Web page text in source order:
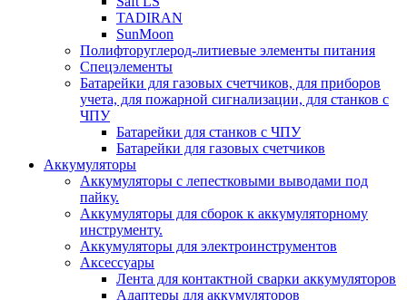
TADIRAN
SunMoon
Полифторуглерод-литиевые элементы питания
Спецэлементы
Батарейки для газовых счетчиков, для приборов
учета, для пожарной сигнализации, для станков с
ЧПУ
Батарейки для станков с ЧПУ
Батарейки для газовых счетчиков
Аккумуляторы
Аккумуляторы с лепестковыми выводами под
пайку.
Аккумуляторы для сборок к аккумуляторному
инструменту.
Аккумуляторы для электроинструментов
Аксессуары
Лента для контактной сварки аккумуляторов
Адаптеры для аккумуляторов